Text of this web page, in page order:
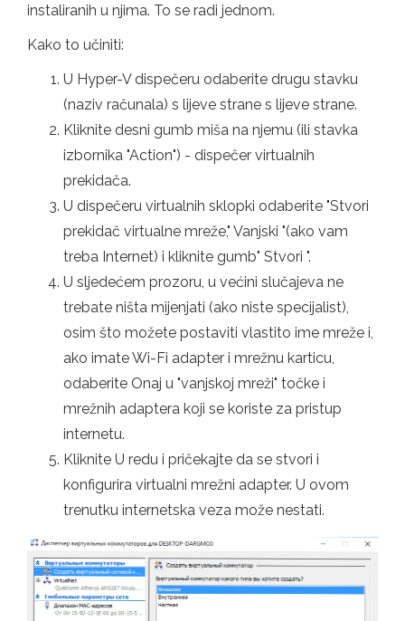
instaliranih u njima. To se radi jednom.
Kako to učiniti:
U Hyper-V dispečeru odaberite drugu stavku
(naziv računala) s lijeve strane s lijeve strane.
Kliknite desni gumb miša na njemu (ili stavka
izbornika "Action") - dispečer virtualnih
prekidača.
U dispečeru virtualnih sklopki odaberite "Stvori
prekidač virtualne mreže," Vanjski "(ako vam
treba Internet) i kliknite gumb" Stvori ".
U sljedećem prozoru, u većini slučajeva ne
trebate ništa mijenjati (ako niste specijalist),
osim što možete postaviti vlastito ime mreže i,
ako imate Wi-Fi adapter i mrežnu karticu,
odaberite Onaj u "vanjskoj mreži" točke i
mrežnih adaptera koji se koriste za pristup
internetu.
Kliknite U redu i pričekajte da se stvori i
konfigurira virtualni mrežni adapter. U ovom
trenutku internetska veza može nestati.